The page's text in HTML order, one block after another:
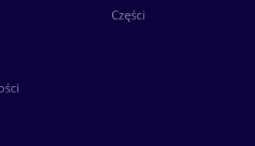
Części